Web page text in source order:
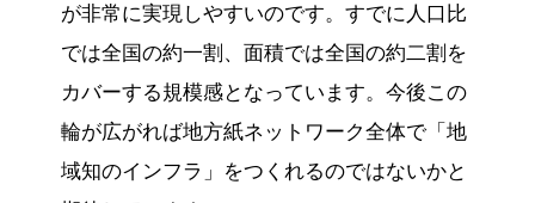
が非常に実現しやすいのです。すでに人口比
では全国の約一割、面積では全国の約二割を
カバーする規模感となっています。今後この
輪が広がれば地方紙ネットワーク全体で「地
域知のインフラ」をつくれるのではないかと